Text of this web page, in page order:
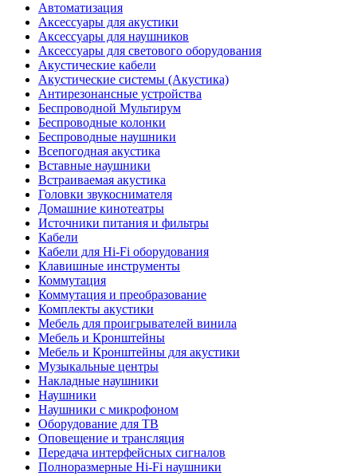
Автоматизация
Аксессуары для акустики
Аксессуары для наушников
Аксессуары для светового оборудования
Акустические кабели
Акустические системы (Акустика)
Антирезонансные устройства
Беспроводной Мультирум
Беспроводные колонки
Беспроводные наушники
Всепогодная акустика
Вставные наушники
Встраиваемая акустика
Головки звукоснимателя
Домашние кинотеатры
Источники питания и фильтры
Кабели
Кабели для Hi-Fi оборудования
Клавишные инструменты
Коммутация
Коммутация и преобразование
Комплекты акустики
Мебель для проигрывателей винила
Мебель и Кронштейны
Мебель и Кронштейны для акустики
Музыкальные центры
Накладные наушники
Наушники
Наушники с микрофоном
Оборудование для ТВ
Оповещение и трансляция
Передача интерфейсных сигналов
Полноразмерные Hi-Fi наушники